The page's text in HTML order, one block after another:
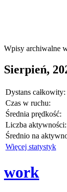
Wpisy archiwalne
Sierpień,
Dystans całkowity:
Czas w ruchu:
Średnia prędkość:
Liczba aktywności:
Średnio na
Więcej statystyk
work